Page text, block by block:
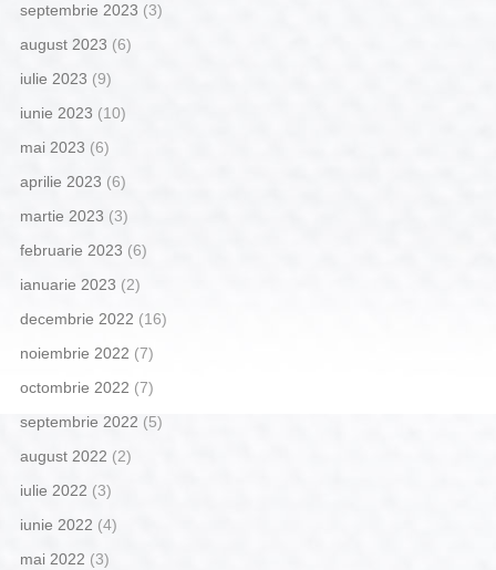
septembrie 2023 (3)
august 2023 (6)
iulie 2023 (9)
iunie 2023 (10)
mai 2023 (6)
aprilie 2023 (6)
martie 2023 (3)
februarie 2023 (6)
ianuarie 2023 (2)
decembrie 2022 (16)
noiembrie 2022 (7)
octombrie 2022 (7)
septembrie 2022 (5)
august 2022 (2)
iulie 2022 (3)
iunie 2022 (4)
mai 2022 (3)